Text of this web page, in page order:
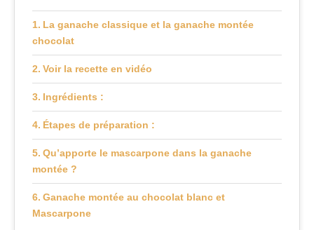
La ganache classique et la ganache montée
chocolat
Voir la recette en vidéo
Ingrédients :
Étapes de préparation :
Qu’apporte le mascarpone dans la ganache
montée ?
Ganache montée au chocolat blanc et
Mascarpone